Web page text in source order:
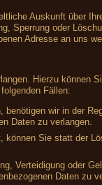
Auskunft über
Sperrung oder
Adresse an uns
Hierzu können
Fällen:
wir in der
Daten zu verlangen.
Sie statt der
Verteidigung oder
Daten zu